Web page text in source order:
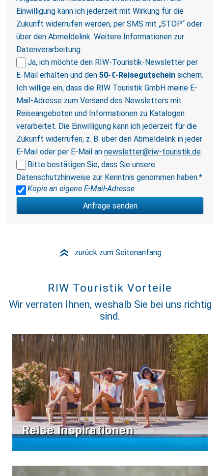
Einwilligung kann ich jederzeit mit Wirkung für die
Zukunft widerrufen werden, per SMS mit „STOP“ oder
über den Abmeldelink. Weitere Informationen zur
Datenverarbeitung.
Ja, ich möchte den RIW-Touristik-Newsletter per
E-Mail erhalten und den 50-€-Reisegutscheinsichern.
Ich willige ein, dass die RIW Touristik GmbH meine E-
Mail-Adresse zum Versand des Newsletters mit
Reiseangeboten und Informationen zu Katalogen
verarbeitet. Die Einwilligung kann ich jederzeit für die
Zukunft widerrufen, z. B. über den Abmeldelink in jeder
E-Mail oder per E-Mail an newsletter@riw-touristik.de.
Bitte bestätigen Sie, dass Sie unsere
Datenschutzhinweisezur Kenntnis genommen haben.*
Kopie an eigene E-Mail-Adresse
» zurück zum Seitenanfang
RIW Touristik Vorteile
Wir verraten Ihnen, weshalb Sie bei uns richtig
sind.
Reise Inspirationen